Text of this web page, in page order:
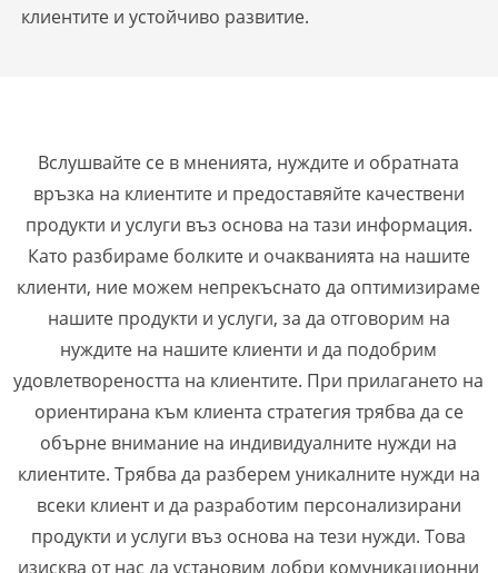
клиентите и устойчиво развитие.
Вслушвайте се в мненията, нуждите и обратната
връзка на клиентите и предоставяйте качествени
продукти и услуги въз основа на тази информация.
Като разбираме болките и очакванията на нашите
клиенти, ние можем непрекъснато да оптимизираме
нашите продукти и услуги, за да отговорим на
нуждите на нашите клиенти и да подобрим
удовлетвореността на клиентите. При прилагането на
ориентирана към клиента стратегия трябва да се
обърне внимание на индивидуалните нужди на
клиентите. Трябва да разберем уникалните нужди на
всеки клиент и да разработим персонализирани
продукти и услуги въз основа на тези нужди. Това
изисква от нас да установим добри комуникационни